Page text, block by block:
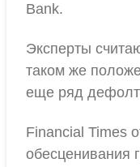
Bank.
Эксперты
таком же
еще ряд
Financial Times
обесценивания